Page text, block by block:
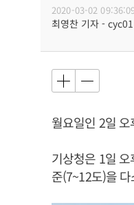
2020-03-02
최영찬 기자 -
월요일인 2일
기상청은 1일
준(7~12도)을